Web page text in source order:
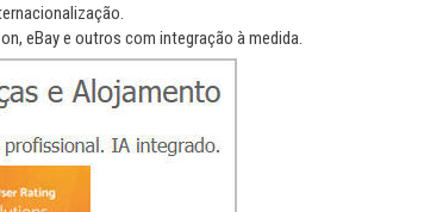
eBay e outros com integração à medida.